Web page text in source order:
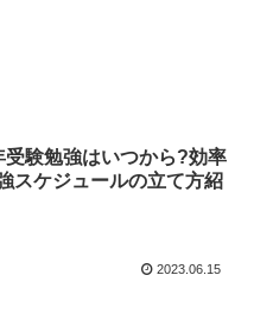
受験勉強はいつから?効率
スケジュールの立て方紹
2023.06.15